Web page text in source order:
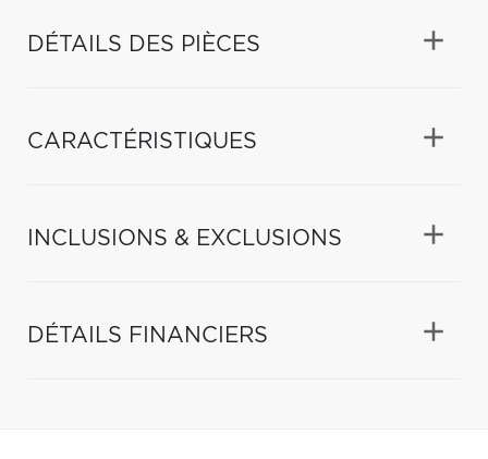
DÉTAILS DES PIÈCES
CARACTÉRISTIQUES
INCLUSIONS & EXCLUSIONS
DÉTAILS FINANCIERS